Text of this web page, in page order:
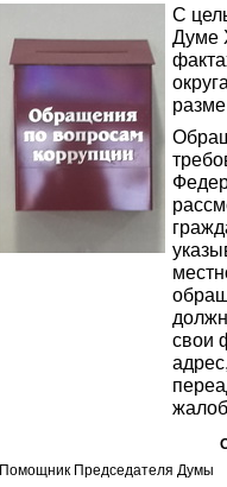
С
Думе
свои
Помощник Председателя Думы